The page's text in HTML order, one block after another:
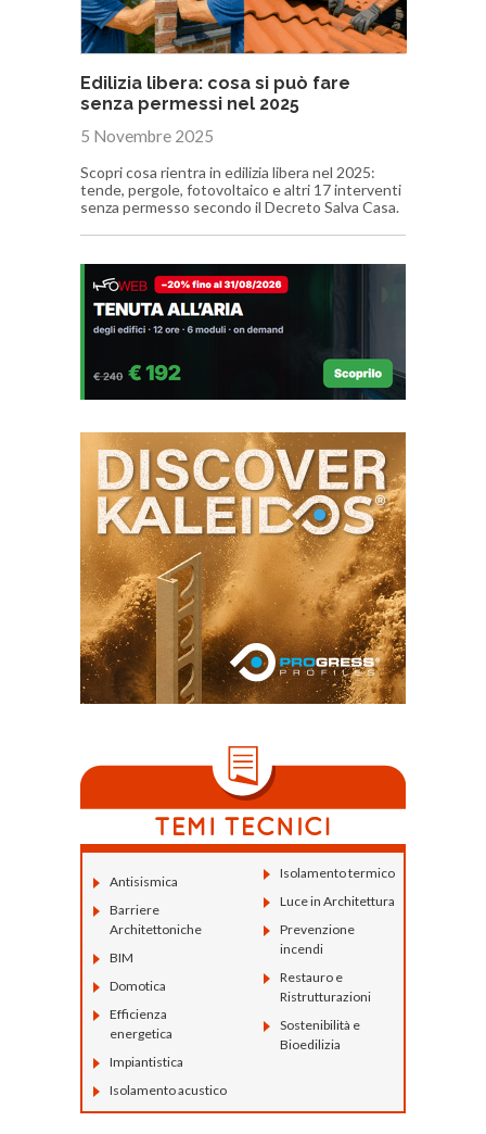
Edilizia libera: cosa si può fare
senza permessi nel 2025
5 Novembre 2025
Scopri cosa rientra in edilizia libera nel 2025:
tende, pergole, fotovoltaico e altri 17 interventi
senza permesso secondo il Decreto Salva Casa.
Antisismica
Barriere
Architettoniche
BIM
Domotica
Efficienza
energetica
Impiantistica
Isolamento acustico
Isolamento termico
Luce in Architettura
Prevenzione
incendi
Restauro e
Ristrutturazioni
Sostenibilità e
Bioedilizia